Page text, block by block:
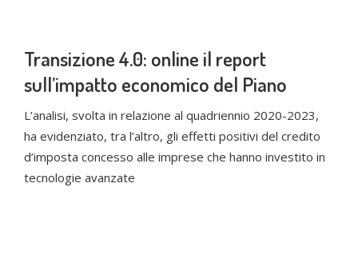
Transizione 4.0: online il report
sull’impatto economico del Piano
L’analisi, svolta in relazione al quadriennio 2020-2023,
ha evidenziato, tra l’altro, gli effetti positivi del credito
d’imposta concesso alle imprese che hanno investito in
tecnologie avanzate